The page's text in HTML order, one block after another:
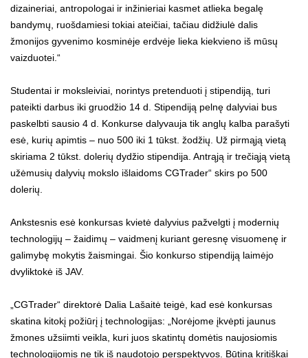
dizaineriai, antropologai ir inžinieriai kasmet atlieka begalę
bandymų, ruošdamiesi tokiai ateičiai, tačiau didžiulė dalis
žmonijos gyvenimo kosminėje erdvėje lieka kiekvieno iš mūsų
vaizduotei.“
Studentai ir moksleiviai, norintys pretenduoti į stipendiją, turi
pateikti darbus iki gruodžio 14 d. Stipendiją pelnę dalyviai bus
paskelbti sausio 4 d. Konkurse dalyvauja tik anglų kalba parašyti
esė, kurių apimtis – nuo 500 iki 1 tūkst. žodžių. Už pirmąją vietą
skiriama 2 tūkst. dolerių dydžio stipendija. Antrąją ir trečiąją vietą
užėmusių dalyvių mokslo išlaidoms CGTrader“ skirs po 500
dolerių.
Ankstesnis esė konkursas kvietė dalyvius pažvelgti į modernių
technologijų – žaidimų – vaidmenį kuriant geresnę visuomenę ir
galimybę mokytis žaismingai. Šio konkurso stipendiją laimėjo
dvyliktokė iš JAV.
„CGTrader“ direktorė Dalia Lašaitė teigė, kad esė konkursas
skatina kitokį požiūrį į technologijas: „Norėjome įkvėpti jaunus
žmones užsiimti veikla, kuri juos skatintų domėtis naujosiomis
technologijomis ne tik iš naudotojo perspektyvos. Būtina kritiškai